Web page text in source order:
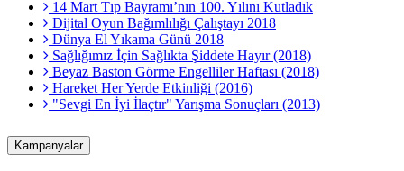
14 Mart Tıp Bayramı’nın 100. Yılını Kutladık
Dijital Oyun Bağımlılığı Çalıştayı 2018
Dünya El Yıkama Günü 2018
Sağlığımız İçin Sağlıkta Şiddete Hayır (2018)
Beyaz Baston Görme Engelliler Haftası (2018)
Hareket Her Yerde Etkinliği (2016)
"Sevgi En İyi İlaçtır" Yarışma Sonuçları (2013)
Kampanyalar